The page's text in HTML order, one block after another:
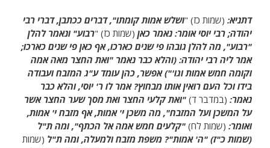
דתניא: (שמות כז) "ושלש אמות קומתו", דברים ככתבן, דברי רבי
יהודה; רבי יוסי אומר: נאמר כאן (שמות כז) "רבוע" ונאמר להלן
"רבוע", מה להלן גובהו פי שנים כארכו, אף כאן פי שנים כארכו;
אמר ליה רבי יהודה: (והלא כבר נאמר "ואת החצר מאה אמה
וקומה חמש אמות וגו'") אפשר, כהן עומד ע"ג המזבח ועבודה
בידו וכל העם רואין אותו מבחוץ? אמר לו ר' יוסי, והלא כבר
נאמר: (במדבר ד) "ואת קלעי החצר ואת מסך שער החצר אשר
על המשכן ועל המזבח", מה משכן י' אמות, אף מזבח י' אמות,
ואומר: (שמות לח) "קלעים חמש אמה אל הכתף", ומה ת"ל
(שמות כ"ז) "ה' אמות"? משפת מזבח ולמעלה, ומה ת"ל (שמות